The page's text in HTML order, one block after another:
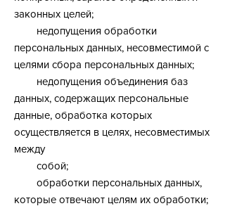
законных целей;
недопущения обработки
персональных данных, несовместимой с
целями сбора персональных данных;
недопущения объединения баз
данных, содержащих персональные
данные, обработка которых
осуществляется в целях, несовместимых
между
собой;
обработки персональных данных,
которые отвечают целям их обработки;